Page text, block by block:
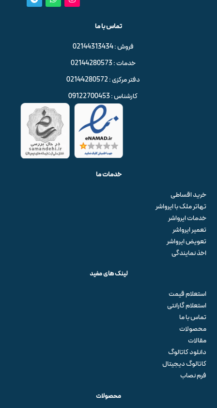
تماس با ما
فروش : 02144313434
خدمات : 02144280573
دفتر مرکزی : 02144280572
کارشناس : 09122700453
خدمات ما
خرید اقساطی
تهاتر ملک با ایرواشر
خدمات ایرواشر
تعمیر ایرواشر
تعویض ایرواشر
اخذ نمایندگی
لینک های مفید
استعلام قیمت
استعلام گارانتی
تماس با ما
محصولات
مقالات
دانلود کاتالوگ
کاتالوگ دیجیتال
فرم نصاب
محصولات